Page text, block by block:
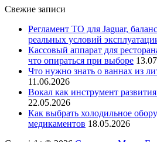
Свежие записи
Регламент ТО для Jaguar,
реальных условий
Кассовый аппарат для
что опираться при выборе
Что нужно знать о ваннах из
11.06.2026
Вокал как инструмент
22.05.2026
Как выбрать холодильное
медикаментов 18.05.2026